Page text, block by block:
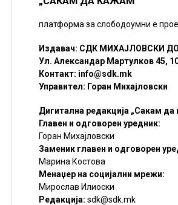
платформа за слободоумни е
Издавач: СДК МИХАЈЛОВСКИ
Ул. Александар Мартулков 45,
Контакт: info@sdk.mk
Управител: Горан Михајловски
Дигитална редакција „Сакам
Главен и одговорен уредник:
Горан Михајловски
Заменик главен и одговорен
Марина Костова
Менаџер на социјални мрежи:
Мирослав Илиоски
Редакцијa: sdk@sdk.mk